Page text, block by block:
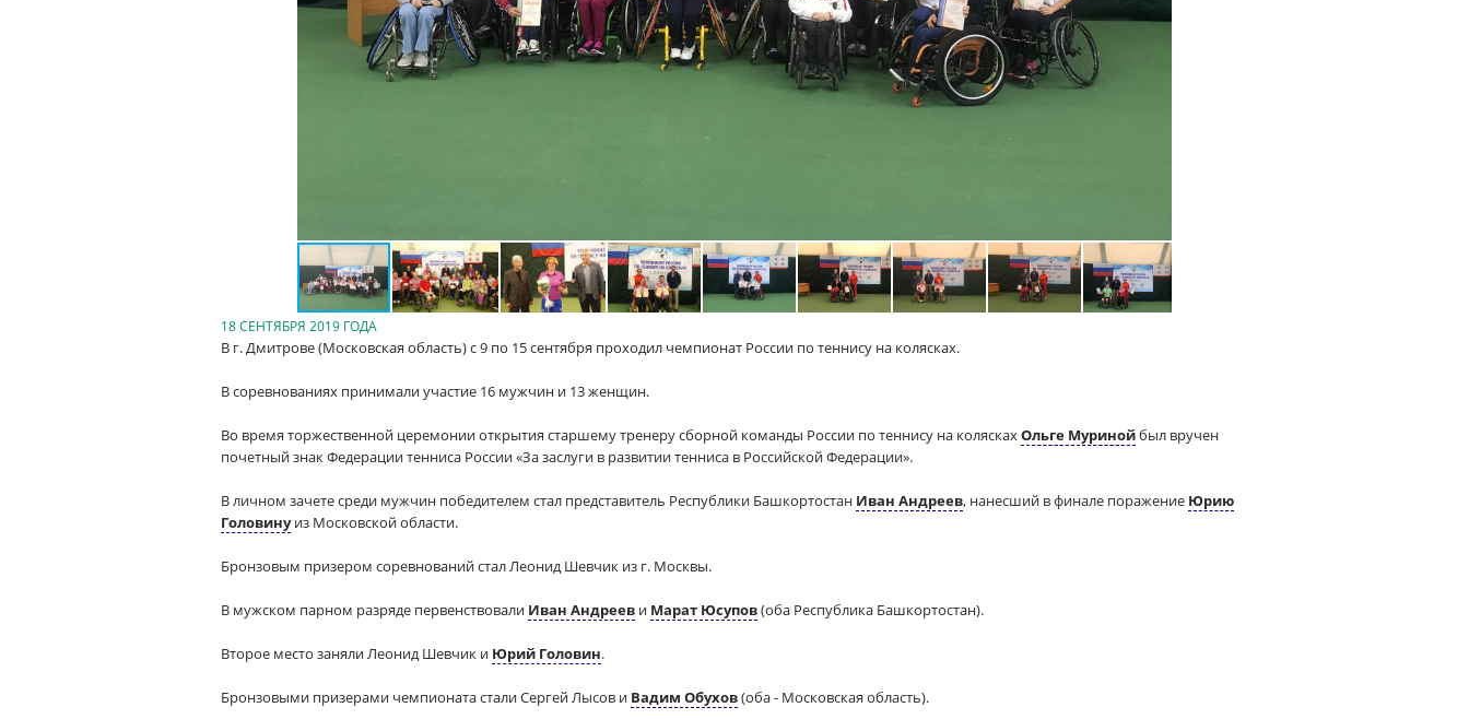
18 СЕНТЯБРЯ 2019 ГОДА
В г. Дмитрове (Московская область) с 9 по 15 сентября проходил чемпионат России по теннису на колясках.
В соревнованиях принимали участие 16 мужчин и 13 женщин.
Во время торжественной церемонии открытия старшему тренеру сборной команды России по теннису на коляскахОльге Муринойбыл вручен
почетный знак Федерации тенниса России «За заслуги в развитии тенниса в Российской Федерации».
В личном зачете среди мужчин победителем стал представитель Республики Башкортостан Иван Андреев, нанесший в финале поражение Юрию
Головинуиз Московской области.
Бронзовым призером соревнований стал Леонид Шевчик из г. Москвы.
В мужском парном разряде первенствовали Иван Андреев и Марат Юсупов(оба Республика Башкортостан).
Второе место заняли Леонид Шевчик и Юрий Головин.
Бронзовыми призерами чемпионата стали Сергей Лысов и Вадим Обухов(оба - Московская область).